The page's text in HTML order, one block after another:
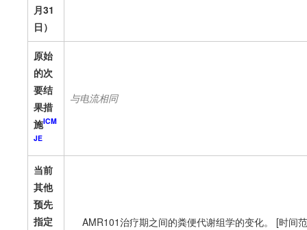
月31
日）
原始
的次
要结
果措
施ICM
JE
与电流相同
当前
其他
预先
指定
AMR101治疗期之间的粪便代谢组学的变化。 [时间